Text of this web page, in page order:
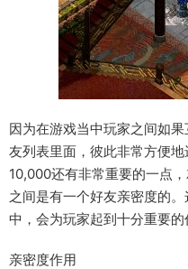
因为在游戏当中玩家之间如
友列表里面，彼此非常方便
10,000还有非常重要的一点
之间是有一个好友亲密度的
中，会为玩家起到十分重要的
亲密度作用